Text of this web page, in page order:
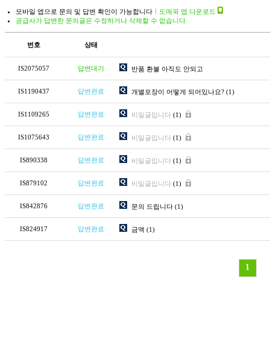
모바일 앱으로 문의 및 답변 확인이 가능합니다
도매꾹 앱 다운로드
공급사가 답변한 문의글은 수정하거나 삭제할 수 없습니다.
번호 상태
IS2075057 답변대기 반품 환불 아직도 안되고
IS1190437 답변완료 개별포장이 어떻게 되어있나요? (1)
IS1109265 답변완료 비밀글입니다 (1)
IS1075643 답변완료 비밀글입니다 (1)
IS890338 답변완료 비밀글입니다 (1)
IS879102 답변완료 비밀글입니다 (1)
IS842876 답변완료 문의 드립니다 (1)
IS824917 답변완료 금액 (1)
1